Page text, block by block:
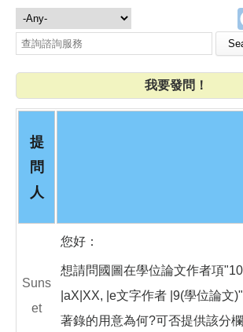
諮詢服務
Search this site
我要發問！
提
問
人
Suns
et
您好：
想請問國圖在學位論文作者項
|aX|XX, |e文字作者 |9(學位論文
著錄的用意為何?可否提供該分